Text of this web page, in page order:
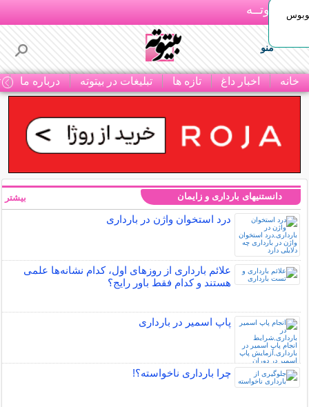
بـیتوتــه
منو
خانه اخبار داغ تازه ها تبلیغات در بیتوته درباره ما
دانستنیهای بارداری و زایمان
درد استخوان واژن در بارداری
علائم بارداری از روزهای اول، کدام نشانه‌ها علمی
هستند و کدام فقط باور رایج؟
پاپ اسمیر در بارداری
چرا بارداری ناخواسته؟!
بیشتر